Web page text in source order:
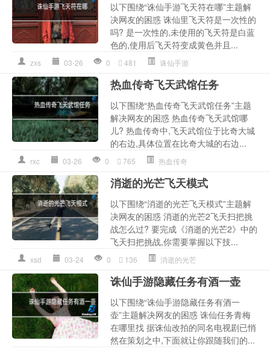
以下围绕“诛仙手游飞天符在哪”主题解
决网友的困惑 诛仙里飞天符是一次性的
吗? 是一次性的,未使用的飞天符是白蓝
色的,使用后飞天符变成黄色并且...
zxs 03-26 0 481 诛仙手游
热血传奇飞天武馆任务
以下围绕“热血传奇飞天武馆任务”主题
解决网友的困惑 热血传奇飞天武馆哪
儿? 热血传奇中,飞天武馆位于比奇大城
的右边,具体位置在比奇大城的右边...
rxc 03-26 0 765 热血传奇
消逝的光芒飞天模式
以下围绕“消逝的光芒飞天模式”主题解
决网友的困惑 消逝的光芒2飞天扫把挑
战怎么过? 要完成《消逝的光芒2》中的
飞天扫把挑战,你需要掌握以下技...
xsd 03-24 0 136 消逝的光芒
诛仙手游隐藏任务有酒一壶
以下围绕“诛仙手游隐藏任务有酒一
壶”主题解决网友的困惑 诛仙任务青梅
在哪里找 据诛仙改拍的同名电视剧已悄
然在策划之中,下面就让你跟随我们的...